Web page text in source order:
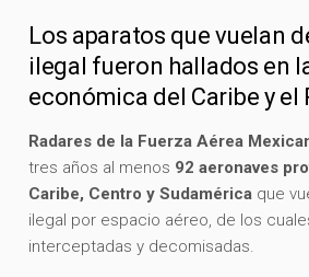
Los aparatos que vuelan
ilegal fueron hallados en
económica del Caribe y el
Radares de la Fuerza Aérea
tres años al menos 92 aeronaves
Caribe, Centro y Sudamérica que
ilegal por espacio aéreo, de los
interceptadas y decomisadas.